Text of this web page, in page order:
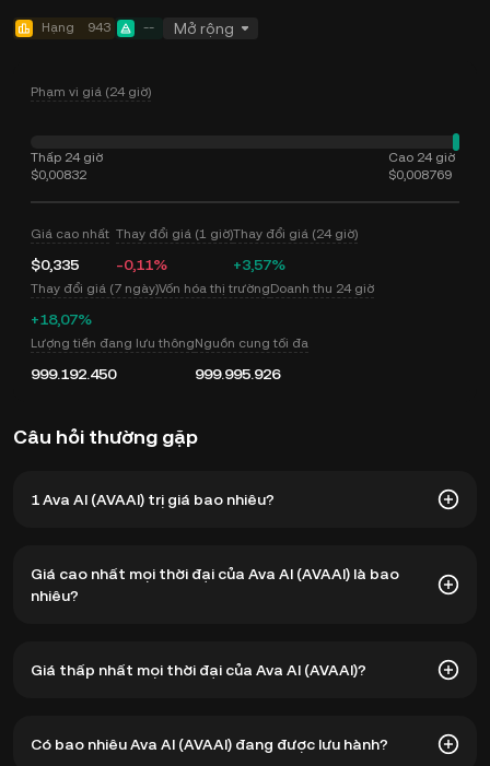
Hạng 943 -- Mở rộng
Phạm vi giá (24 giờ)
Thấp 24 giờ
$0,00832
Cao 24 giờ
$0,008769
Giá cao nhất
$0,335
Thay đổi giá (1 giờ)
-0,11%
Thay đổi giá (24 giờ)
+3,57%
Thay đổi giá (7 ngày)
+18,07%
Vốn hóa thị trườngDoanh thu 24 giờ
Lượng tiền đang lưu thông
999.192.450
Nguồn cung tối đa
999.995.926
Câu hỏi thường gặp
1 Ava AI (AVAAI) trị giá bao nhiêu?
gian thực cho Ava AI (AVAAI). Giá Ava AI chịu ảnh hưởng bởi
cung và cầu, cũng như tâm lý thị trường. Sử dụng Máy tính
Giá cao nhất mọi thời đại của Ava AI (AVAAI) là bao
nhiêu?
hiện tại của AVAAI đã giảm 97,41% so với mức cao nhất
Giá thấp nhất mọi thời đại của Ava AI (AVAAI)?
Giá hiện tại của AVAAI tăng 98,41% so với mức thấp nhất
Có bao nhiêu Ava AI (AVAAI) đang được lưu hành?